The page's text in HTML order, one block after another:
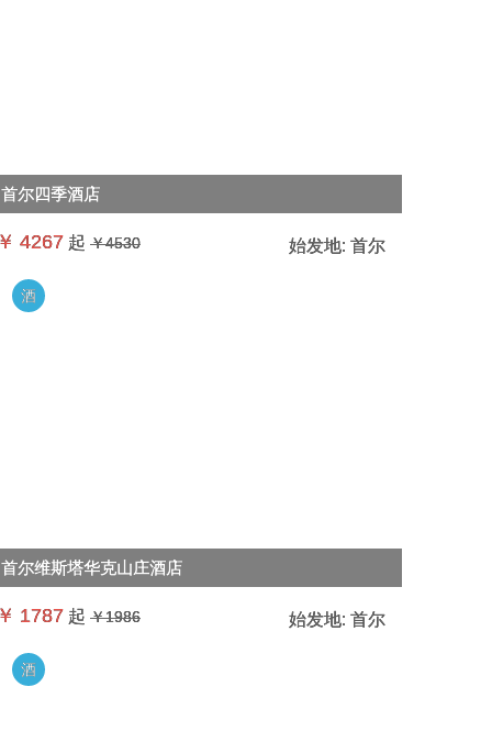
首尔四季酒店
4267 起 ￥4530 始发地: 首尔
酒
首尔维斯塔华克山庄酒店
1787 起 ￥1986 始发地: 首尔
酒